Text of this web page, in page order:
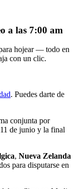
a las 7:00 am
hojear — todo en
con un clic.
. Puedes darte de
conjunta por
de junio y la final
, Nueva Zelanda
para disputarse en